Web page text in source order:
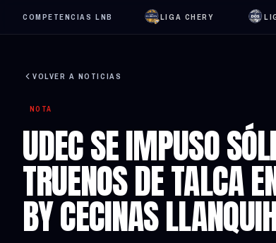
COMPETENCIAS LNB LIGA CHERY
VOLVER A NOTICIAS
NOTA
UDEC SE IMPUSO
TRUENOS DE TALCA
BY CECINAS